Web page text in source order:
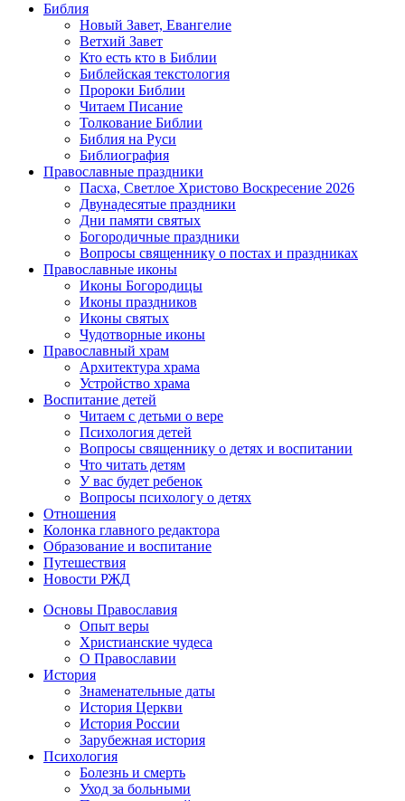
Библия
Новый Завет, Евангелие
Ветхий Завет
Кто есть кто в Библии
Библейская текстология
Пророки Библии
Читаем Писание
Толкование Библии
Библия на Руси
Библиография
Православные праздники
Пасха, Светлое Христово Воскресение 2026
Двунадесятые праздники
Дни памяти святых
Богородичные праздники
Вопросы священнику о постах и праздниках
Православные иконы
Иконы Богородицы
Иконы праздников
Иконы святых
Чудотворные иконы
Православный храм
Архитектура храма
Устройство храма
Воспитание детей
Читаем с детьми о вере
Психология детей
Вопросы священнику о детях и воспитании
Что читать детям
У вас будет ребенок
Вопросы психологу о детях
Отношения
Колонка главного редактора
Образование и воспитание
Путешествия
Новости РЖД
Основы Православия
Опыт веры
Христианские чудеса
О Православии
История
Знаменательные даты
История Церкви
История России
Зарубежная история
Психология
Болезнь и смерть
Уход за больными